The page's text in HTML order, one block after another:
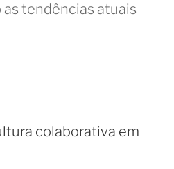
tendências atuais
colaborativa em